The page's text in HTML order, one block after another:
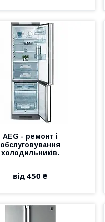
AEG - ремонт і
обслуговування
холодильників.
від 450 ₴